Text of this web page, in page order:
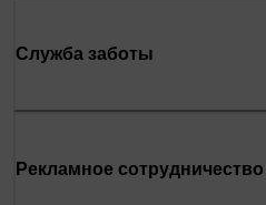
Служба заботы
Рекламное сотрудничество